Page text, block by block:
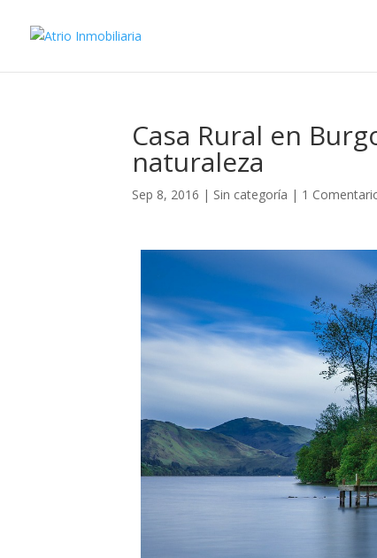
Casa Rural en
naturaleza
Sep 8, 2016 | Sin categoría | 1